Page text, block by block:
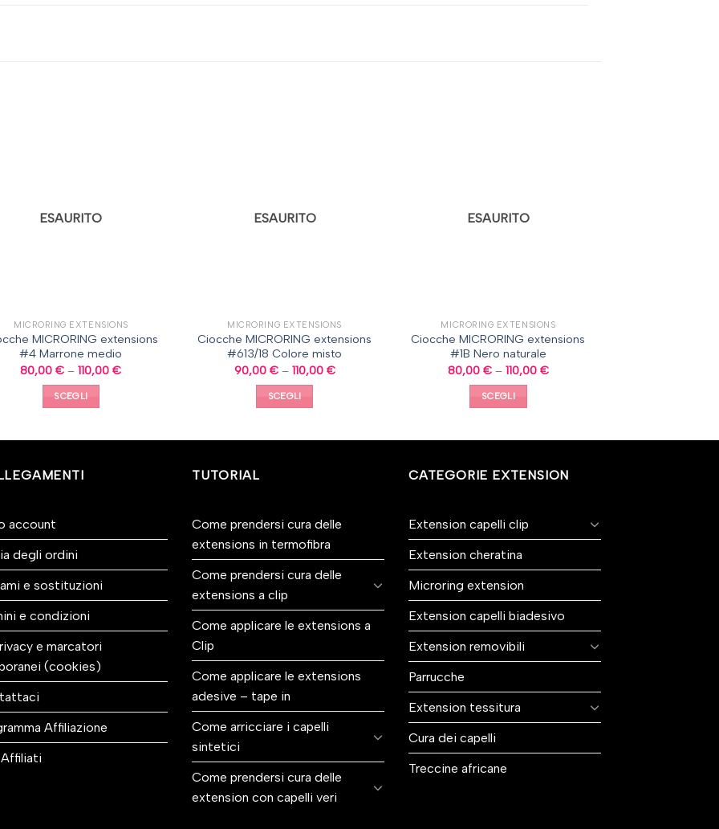
ESAURITO
MICRORING EXTENSIONS
MICRORING extensions
#4 Marrone medio
80,00€ –110,00€
SCEGLI
ESAURITO
MICRORING EXTENSIONS
Ciocche MICRORING extensions
#613/18 Colore misto
90,00 €– 110,00 €
SCEGLI
ESAURITO
MICRORING EXTENSIONS
Ciocche MICRORING extensions
#1B Nero naturale
80,00 €– 110,00 €
SCEGLI
account
degli ordini
e sostituzioni
e condizioni
e marcatori
(cookies)
Affiliazione
TUTORIAL
Come prendersi cura delle
extensions in termofibra
Come prendersi cura delle
extensions a clip
Come applicare le extensions a
Clip
Come applicare le extensions
adesive – tape in
Come arricciare i capelli
sintetici
Come prendersi cura delle
extension con capelli veri
CATEGORIE EXTENSION
Extension capelli clip
Extension cheratina
Microring extension
Extension capelli biadesivo
Extension removibili
Parrucche
Extension tessitura
Cura dei capelli
Treccine africane